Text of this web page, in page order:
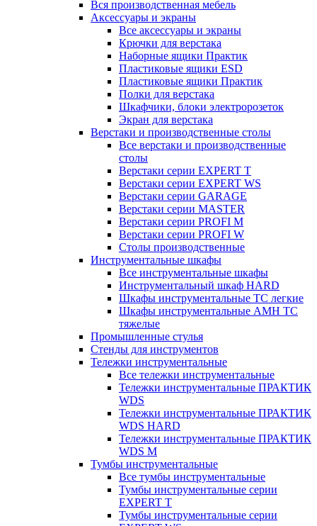
Вся производственная мебель
Аксессуары и экраны
Все аксессуары и экраны
Крючки для верстака
Наборные ящики Практик
Пластиковые ящики ESD
Пластиковые ящики Практик
Полки для верстака
Шкафчики, блоки электророзеток
Экран для верстака
Верстаки и производственные столы
Все верстаки и производственные
столы
Верстаки серии EXPERT T
Верстаки серии EXPERT WS
Верстаки серии GARAGE
Верстаки серии MASTER
Верстаки серии PROFI M
Верстаки серии PROFI W
Столы производственные
Инструментальные шкафы
Все инструментальные шкафы
Инструментальный шкаф HARD
Шкафы инструментальные ТС легкие
Шкафы инструментальные AMH TC
тяжелые
Промышленные стулья
Стенды для инструментов
Тележки инструментальные
Все тележки инструментальные
Тележки инструментальные ПРАКТИК
WDS
Тележки инструментальные ПРАКТИК
WDS HARD
Тележки инструментальные ПРАКТИК
WDS M
Тумбы инструментальные
Все тумбы инструментальные
Тумбы инструментальные серии
EXPERT T
Тумбы инструментальные серии